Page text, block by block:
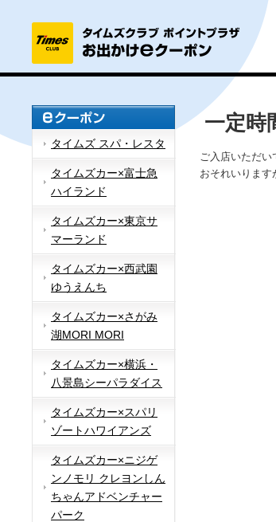
タイムズ スパ・レスタ
タイムズカー×富士急
ハイランド
タイムズカー×東京サ
マーランド
タイムズカー×西武園
ゆうえんち
タイムズカー×さがみ
湖MORI MORI
タイムズカー×横浜・
八景島シーパラダイス
タイムズカー×スパリ
ゾートハワイアンズ
タイムズカー×ニジゲ
ンノモリ クレヨンしん
ちゃんアドベンチャー
パーク
一定時
ご入店いただい
おそれいります